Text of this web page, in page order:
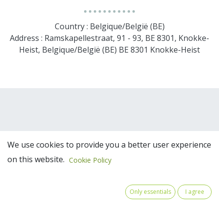
Country : Belgique/België (BE)
Address : Ramskapellestraat, 91 - 93, BE 8301, Knokke-
Heist, Belgique/België (BE) BE 8301 Knokke-Heist
Team Members
We use cookies to provide you a better user experience
on this website. Cookie Policy
Only essentials I agree